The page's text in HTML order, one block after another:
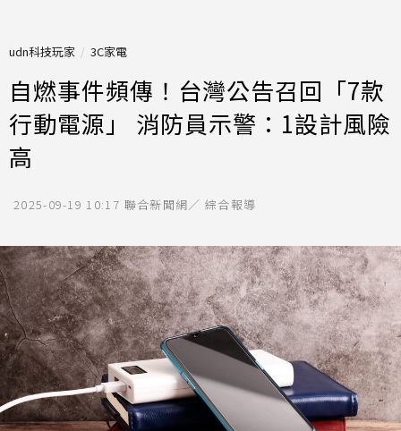
udn科技玩家 3C家電
自燃事件頻傳！台灣公告召回「7款
行動電源」 消防員示警：1設計風險
高
2025-09-19 10:17 聯合新聞網／ 綜合報導